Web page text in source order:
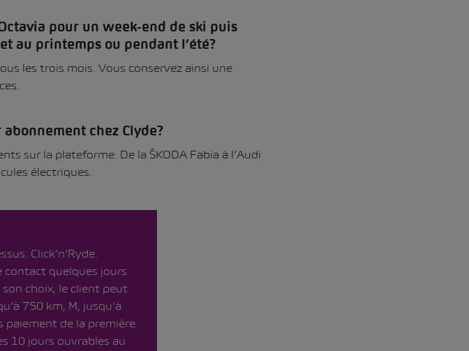
pour un week-end de ski puis
au printemps ou pendant l’été?
les trois mois. Vous conservez ainsi une
chez Clyde?
sur la plateforme. De la ŠKODA Fabia à l’Audi
électriques.
Click’n’Ryde.
contact quelques jours
choix, le client peut
750 km, M, jusqu’à
paiement de la première
10 jours ouvrables au